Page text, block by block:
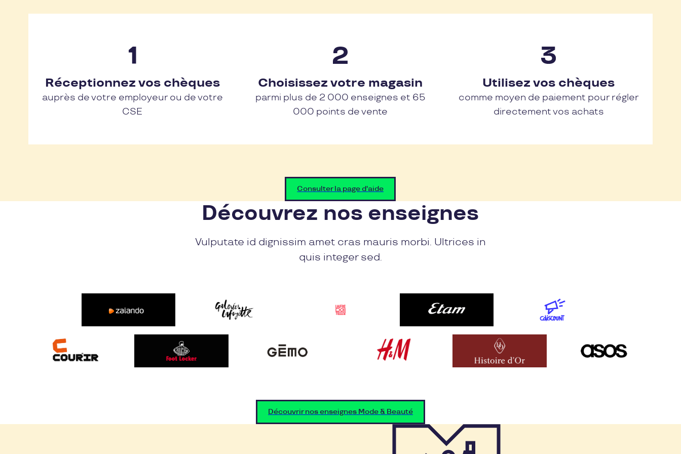
Réceptionnez vos chèques
auprès de votre employeur ou de votre
CSE
Choisissez votre magasin
parmi plus de 2 000 enseignes et 65
000 points de vente
Utilisez vos chèques
comme moyen de paiement pour régler
directement vos achats
Consulter la page d'aide
Découvrez nos enseignes
Vulputate id dignissim amet cras mauris morbi. Ultrices in
quis integer sed.
Découvrir nos enseignes Mode & Beauté